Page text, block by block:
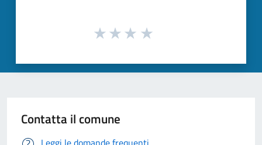
Contatta il comune